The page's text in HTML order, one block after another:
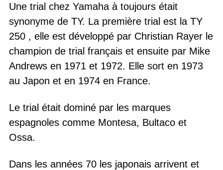
Une trial chez Yamaha à toujours était
synonyme de TY. La première trial est la TY
250 , elle est développé par Christian Rayer le
champion de trial français et ensuite par Mike
Andrews en 1971 et 1972. Elle sort en 1973
au Japon et en 1974 en France.
Le trial était dominé par les marques
espagnoles comme Montesa, Bultaco et
Ossa.
Dans les années 70 les japonais arrivent et